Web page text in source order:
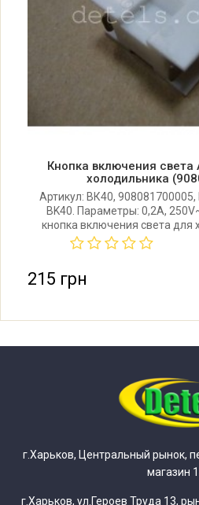
Атлант МХМ-1603 (MXM-
Атлант МХМ-1604 (MXM-
Атлант МХМ-1605 (MXM-
Атлант МХМ-1607 (MXM-
Атлант МХМ-1609 (MXM-
Атлант МХМ-161 (MXM-161)
Атлант МХМ-161-50 (MXM-
Атлант МХМ-1617 (MXM-
Атлант МХМ-162 (MXM-
Атлант МХМ-162-30 (MXM-
Кнопка включения
холодильника
Артикул: ВК40,
BK40. Параметры: 0,2A,
кнопка включения света для
Производитель: ЗАО Атлант
215 грн
г.Харьков, Центральный рынок,
магазин
г.Харьков, ул.Героев Труда 13,